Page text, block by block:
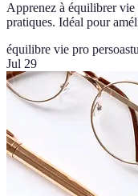
Apprenez à équilibrer vie
pratiques. Idéal pour
équilibre vie pro perso
Jul 29